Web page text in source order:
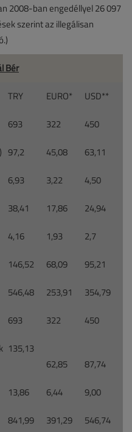
2008-ban engedéllyel 26 097
szerint az illegálisan
Bér
TRY EURO* USD**
693 322 450
97,2 45,08 63,11
6,93 3,22 4,50
38,41 17,86 24,94
4,16 1,93 2,7
146,52 68,09 95,21
546,48 253,91 354,79
693 322 450
135,13
62,85
87,74
13,86 6,44 9,00
841,99 391,29 546,74